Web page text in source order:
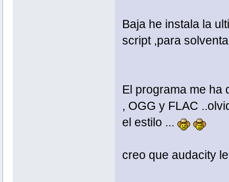
Baja he instala la
script ,para
El programa me ha
, OGG y FLAC
el estilo ...
creo que audacity